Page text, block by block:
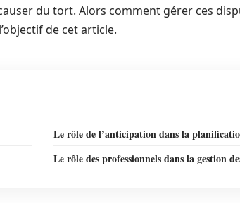
du tort. Alors comment gérer ces
de cet article.
Le rôle de l’anticipation dans la
Le rôle des professionnels dans la gestion